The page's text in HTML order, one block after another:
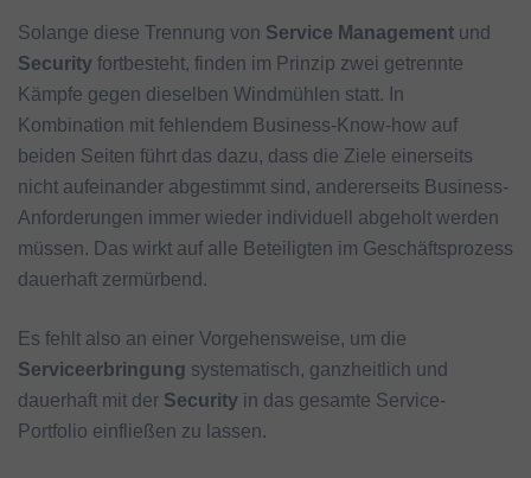
Solange diese Trennung von Service Management und
Security fortbesteht, finden im Prinzip zwei getrennte
Kämpfe gegen dieselben Windmühlen statt. In
Kombination mit fehlendem Business-Know-how auf
beiden Seiten führt das dazu, dass die Ziele einerseits
nicht aufeinander abgestimmt sind, andererseits Business-
Anforderungen immer wieder individuell abgeholt werden
müssen. Das wirkt auf alle Beteiligten im Geschäftsprozess
dauerhaft zermürbend.
Es fehlt also an einer Vorgehensweise, um die
Serviceerbringung systematisch, ganzheitlich und
dauerhaft mit der Security in das gesamte Service-
Portfolio einfließen zu lassen.